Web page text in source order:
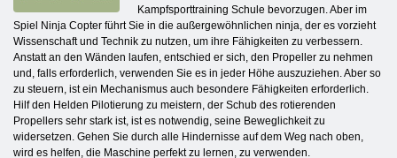
Kampfsporttraining Schule bevorzugen. Aber im
Spiel Ninja Copter führt Sie in die außergewöhnlichen ninja, der es vorzieht
Wissenschaft und Technik zu nutzen, um ihre Fähigkeiten zu verbessern.
Anstatt an den Wänden laufen, entschied er sich, den Propeller zu nehmen
und, falls erforderlich, verwenden Sie es in jeder Höhe auszuziehen. Aber so
zu steuern, ist ein Mechanismus auch besondere Fähigkeiten erforderlich.
Hilf den Helden Pilotierung zu meistern, der Schub des rotierenden
Propellers sehr stark ist, ist es notwendig, seine Beweglichkeit zu
widersetzen. Gehen Sie durch alle Hindernisse auf dem Weg nach oben,
wird es helfen, die Maschine perfekt zu lernen, zu verwenden.